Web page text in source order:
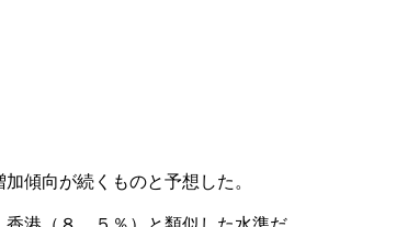
傾向が続くものと予想した。